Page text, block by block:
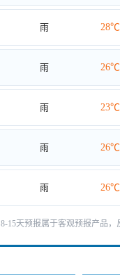
雨 28℃
雨 26℃
雨 23℃
雨 26℃
雨 26℃
8-15天预报属于客观预报产品